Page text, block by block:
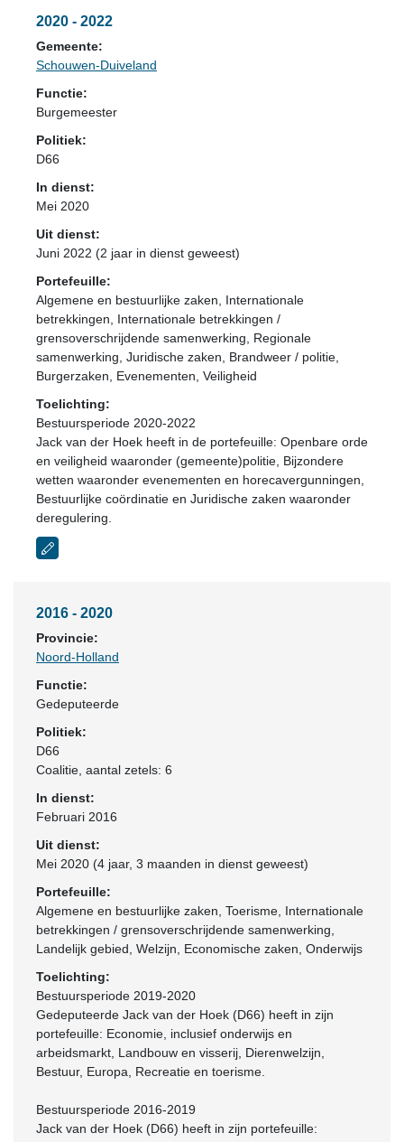
2020 - 2022
Gemeente:
Schouwen-Duiveland
Functie:
Burgemeester
Politiek:
D66
In dienst:
Mei 2020
Uit dienst:
Juni 2022 (2 jaar in dienst geweest)
Portefeuille:
Algemene en bestuurlijke zaken, Internationale
betrekkingen, Internationale betrekkingen /
grensoverschrijdende samenwerking, Regionale
samenwerking, Juridische zaken, Brandweer / politie,
Burgerzaken, Evenementen, Veiligheid
Toelichting:
Bestuursperiode 2020-2022
Jack van der Hoek heeft in de portefeuille: Openbare orde
en veiligheid waaronder (gemeente)politie, Bijzondere
wetten waaronder evenementen en horecavergunningen,
Bestuurlijke coördinatie en Juridische zaken waaronder
deregulering.
2016 - 2020
Provincie:
Noord-Holland
Functie:
Gedeputeerde
Politiek:
D66
Coalitie , aantal zetels: 6
In dienst:
Februari 2016
Uit dienst:
Mei 2020 (4 jaar, 3 maanden in dienst geweest)
Portefeuille:
Algemene en bestuurlijke zaken, Toerisme, Internationale
betrekkingen / grensoverschrijdende samenwerking,
Landelijk gebied, Welzijn, Economische zaken, Onderwijs
Toelichting:
Bestuursperiode 2019-2020
Gedeputeerde Jack van der Hoek (D66) heeft in zijn
portefeuille: Economie, inclusief onderwijs en
arbeidsmarkt, Landbouw en visserij, Dierenwelzijn,
Bestuur, Europa, Recreatie en toerisme.
Bestuursperiode 2016-2019
Jack van der Hoek (D66) heeft in zijn portefeuille: